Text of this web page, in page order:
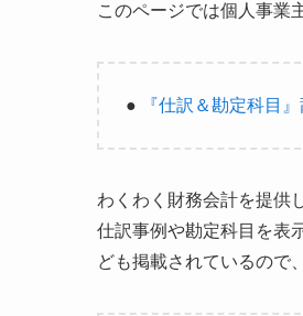
このページでは個人事業
● 『仕訳＆勘定科目
わくわく財務会計を提供
仕訳事例や勘定科目を表
ども掲載されているので